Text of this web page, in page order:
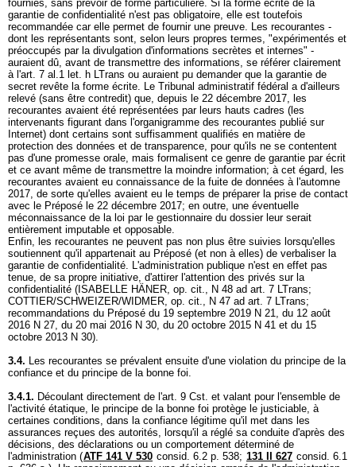
fournies, sans prévoir de forme particulière. Si la forme écrite de la
garantie de confidentialité n'est pas obligatoire, elle est toutefois
recommandée car elle permet de fournir une preuve. Les recourantes -
dont les représentants sont, selon leurs propres termes, "expérimentés et
préoccupés par la divulgation d'informations secrètes et internes" -
auraient dû, avant de transmettre des informations, se référer clairement
à l'art. 7 al.1 let. h LTrans ou auraient pu demander que la garantie de
secret revête la forme écrite. Le Tribunal administratif fédéral a d'ailleurs
relevé (sans être contredit) que, depuis le 22 décembre 2017, les
recourantes avaient été représentées par leurs hauts cadres (les
intervenants figurant dans l'organigramme des recourantes publié sur
Internet) dont certains sont suffisamment qualifiés en matière de
protection des données et de transparence, pour qu'ils ne se contentent
pas d'une promesse orale, mais formalisent ce genre de garantie par écrit
et ce avant même de transmettre la moindre information; à cet égard, les
recourantes avaient eu connaissance de la fuite de données à l'automne
2017, de sorte qu'elles avaient eu le temps de préparer la prise de contact
avec le Préposé le 22 décembre 2017; en outre, une éventuelle
méconnaissance de la loi par le gestionnaire du dossier leur serait
entièrement imputable et opposable.
Enfin, les recourantes ne peuvent pas non plus être suivies lorsqu'elles
soutiennent qu'il appartenait au Préposé (et non à elles) de verbaliser la
garantie de confidentialité. L'administration publique n'est en effet pas
tenue, de sa propre initiative, d'attirer l'attention des privés sur la
confidentialité (ISABELLE HÄNER, op. cit., N 48 ad art. 7 LTrans;
COTTIER/SCHWEIZER/WIDMER, op. cit., N 47 ad art. 7 LTrans;
recommandations du Préposé du 19 septembre 2019 N 21, du 12 août
2016 N 27, du 20 mai 2016 N 30, du 20 octobre 2015 N 41 et du 15
octobre 2013 N 30).
3.4. Les recourantes se prévalent ensuite d'une violation du principe de la
confiance et du principe de la bonne foi.
3.4.1. Découlant directement de l'art. 9 Cst. et valant pour l'ensemble de
l'activité étatique, le principe de la bonne foi protège le justiciable, à
certaines conditions, dans la confiance légitime qu'il met dans les
assurances reçues des autorités, lorsqu'il a réglé sa conduite d'après des
décisions, des déclarations ou un comportement déterminé de
l'administration (ATF 141 V 530 consid. 6.2 p. 538; 131 II 627 consid. 6.1